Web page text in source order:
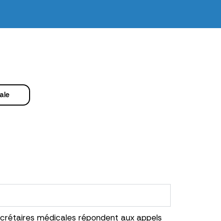
médicales répondent aux appels